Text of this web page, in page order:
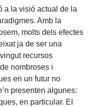
a la visió actual de la
Amb la
molts dels efectes
ja de ser una
recursos
nombroses i
en un futur no
presenten algunes:
en particular. El